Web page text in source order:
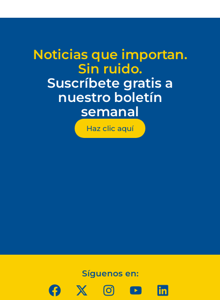
Noticias que importan.
Sin ruido.
Suscríbete gratis a
nuestro boletín
semanal
Haz clic aquí
Síguenos en: